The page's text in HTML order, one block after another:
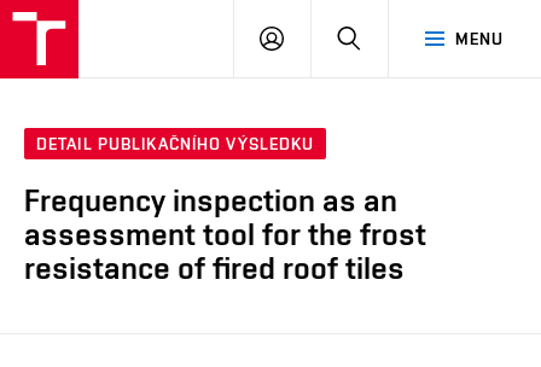
MENU
PŘIHLÁSIT
DETAIL PUBLIKAČNÍHO VÝSLEDKU
Frequency inspection as an
assessment tool for the frost
resistance of fired roof tiles